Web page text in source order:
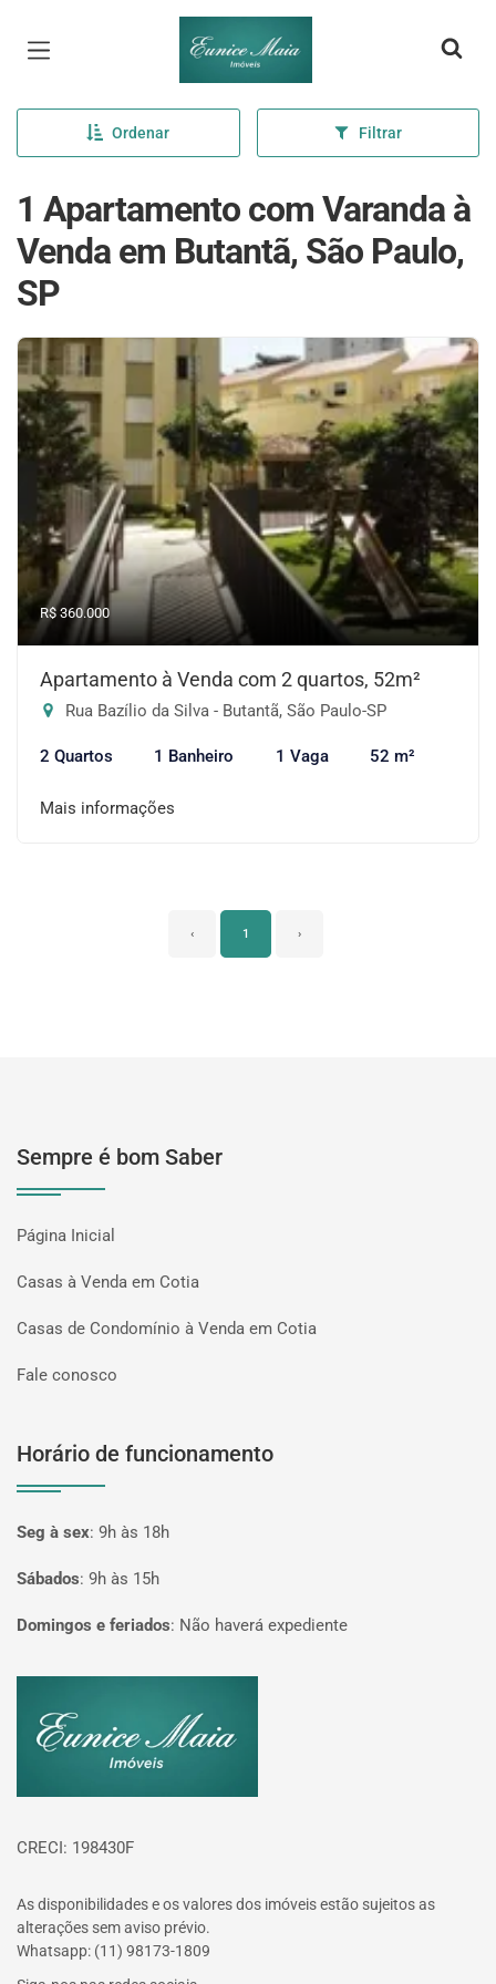
Página inicial
Ordenar Filtrar
1 Apartamento com Varanda à
Venda em Butantã, São Paulo,
SP
R$ 360.000
Apartamento à Venda com 2 quartos, 52m²
Rua Bazílio da Silva - Butantã, São Paulo-SP
2 Quartos 1 Banheiro 1 Vaga 52 m²
Mais informações
‹ 1 ›
Sempre é bom Saber
Página Inicial
Casas à Venda em Cotia
Casas de Condomínio à Venda em Cotia
Fale conosco
Horário de funcionamento
Seg à sex: 9h às 18h
Sábados: 9h às 15h
Domingos e feriados: Não haverá expediente
CRECI: 198430F
As disponibilidades e os valores dos imóveis estão sujeitos as
alterações sem aviso prévio.
Whatsapp: (11) 98173-1809